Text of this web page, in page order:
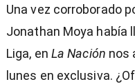
Una vez corroborado
Jonathan Moya había
Liga, en La Nación nos
lunes en exclusiva.